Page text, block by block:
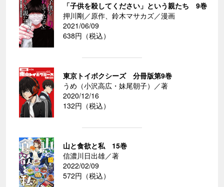
「子供を殺してください」という親たち 9巻
押川剛／原作、鈴木マサカズ／漫画
2021/06/09
638円（税込）
東京トイボクシーズ 分冊版第9巻
うめ（小沢高広・妹尾朝子）／著
2020/12/16
132円（税込）
山と食欲と私 15巻
信濃川日出雄／著
2022/02/09
572円（税込）